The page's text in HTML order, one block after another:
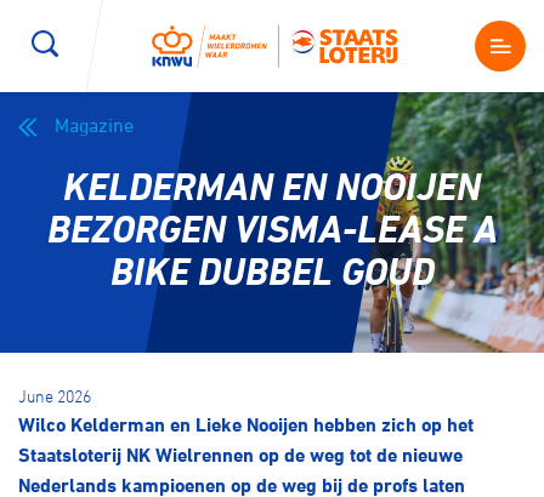
Kenniscentrum
Magazine
Shop
Producten en diensten
Magazine
KELDERMAN EN NOOIJEN
BEZORGEN VISMA-LEASE A
BIKE DUBBEL GOUD
June 2026
Wilco Kelderman en Lieke Nooijen hebben zich op het
Staatsloterij NK Wielrennen op de weg tot de nieuwe
Nederlands kampioenen op de weg bij de profs laten
Wegwielrennen Mountainbiken
E-Racing
Kunstwielrijden ID-Cycling
BMX freestyle